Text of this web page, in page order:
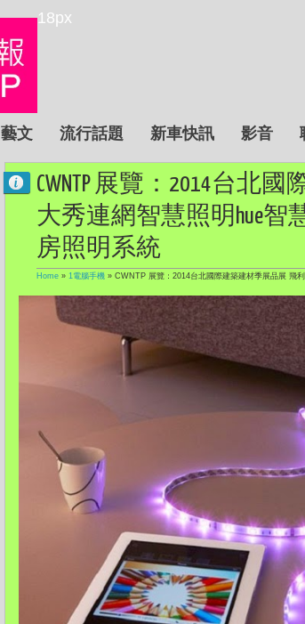
18px
藝文 流行話題 新車快訊 影音
CWNTP 展覽：2014台北
大秀連網智慧照明hue智
房照明系統
Home » 1電腦手機 » CWNTP 展覽：2014台北國際建築建材季展品展 飛